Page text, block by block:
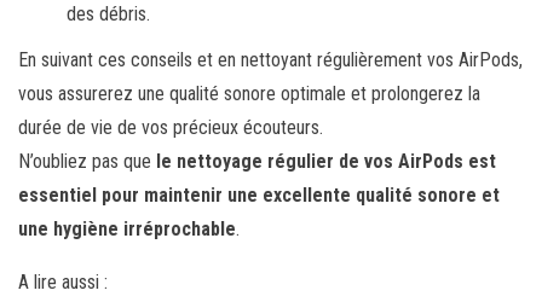
des débris.
En suivant ces conseils et en nettoyant régulièrement vos AirPods,
vous assurerez une qualité sonore optimale et prolongerez la
durée de vie de vos précieux écouteurs.
N’oubliez pas que le nettoyage régulier de vos AirPods est
essentiel pour maintenir une excellente qualité sonore et
une hygiène irréprochable.
A lire aussi :